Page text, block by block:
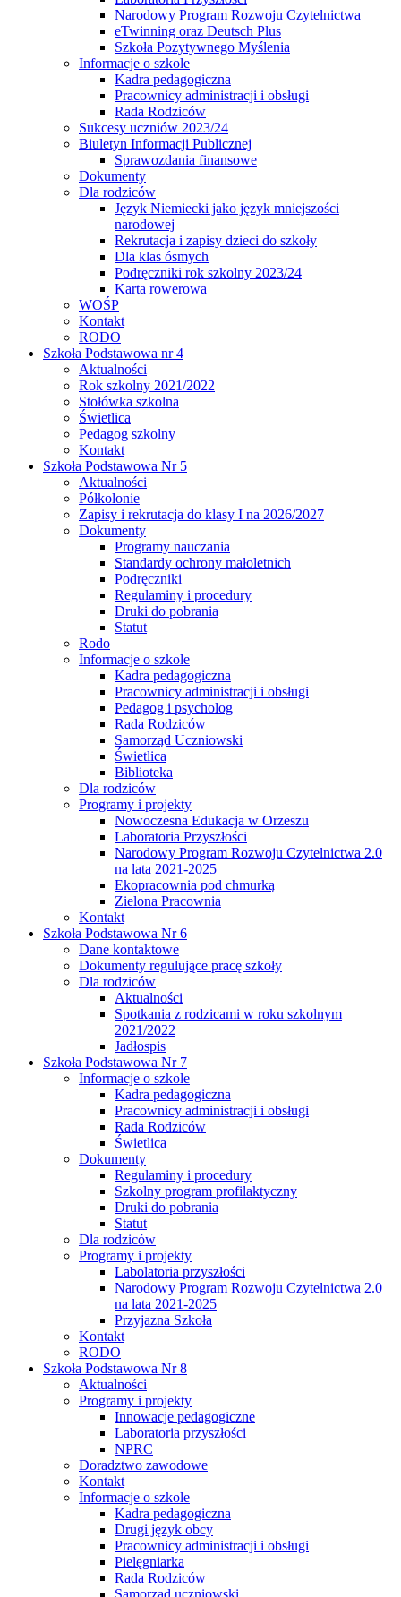
Narodowy Program Rozwoju Czytelnictwa
eTwinning oraz Deutsch Plus
Szkoła Pozytywnego Myślenia
Informacje o szkole
Kadra pedagogiczna
Pracownicy administracji i obsługi
Rada Rodziców
Sukcesy uczniów 2023/24
Biuletyn Informacji Publicznej
Sprawozdania finansowe
Dokumenty
Dla rodziców
Język Niemiecki jako język mniejszości
narodowej
Rekrutacja i zapisy dzieci do szkoły
Dla klas ósmych
Podręczniki rok szkolny 2023/24
Karta rowerowa
WOŚP
Kontakt
RODO
Szkoła Podstawowa nr 4
Aktualności
Rok szkolny 2021/2022
Stołówka szkolna
Świetlica
Pedagog szkolny
Kontakt
Szkoła Podstawowa Nr 5
Aktualności
Półkolonie
Zapisy i rekrutacja do klasy I na 2026/2027
Dokumenty
Programy nauczania
Standardy ochrony małoletnich
Podręczniki
Regulaminy i procedury
Druki do pobrania
Statut
Rodo
Informacje o szkole
Kadra pedagogiczna
Pracownicy administracji i obsługi
Pedagog i psycholog
Rada Rodziców
Samorząd Uczniowski
Świetlica
Biblioteka
Dla rodziców
Programy i projekty
Nowoczesna Edukacja w Orzeszu
Laboratoria Przyszłości
Narodowy Program Rozwoju Czytelnictwa 2.0
na lata 2021-2025
Ekopracownia pod chmurką
Zielona Pracownia
Kontakt
Szkoła Podstawowa Nr 6
Dane kontaktowe
Dokumenty regulujące pracę szkoły
Dla rodziców
Aktualności
Spotkania z rodzicami w roku szkolnym
2021/2022
Jadłospis
Szkoła Podstawowa Nr 7
Informacje o szkole
Kadra pedagogiczna
Pracownicy administracji i obsługi
Rada Rodziców
Świetlica
Dokumenty
Regulaminy i procedury
Szkolny program profilaktyczny
Druki do pobrania
Statut
Dla rodziców
Programy i projekty
Labolatoria przyszłości
Narodowy Program Rozwoju Czytelnictwa 2.0
na lata 2021-2025
Przyjazna Szkoła
Kontakt
RODO
Szkoła Podstawowa Nr 8
Aktualności
Programy i projekty
Innowacje pedagogiczne
Laboratoria przyszłości
NPRC
Doradztwo zawodowe
Kontakt
Informacje o szkole
Kadra pedagogiczna
Drugi język obcy
Pracownicy administracji i obsługi
Pielęgniarka
Rada Rodziców
Samorząd uczniowski